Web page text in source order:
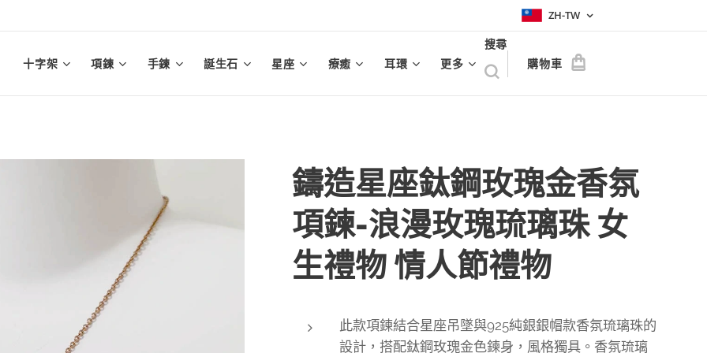
ZH-TW
十字架 項鍊 手鍊 誕生石 星座 療癒 耳環 更多
搜尋
購物車
鑄造星座鈦鋼玫瑰金香氛
項鍊-浪漫玫瑰琉璃珠 女
生禮物 情人節禮物
此款項鍊結合星座吊墜與925純銀銀帽款香氛琉璃珠的
設計，搭配鈦鋼玫瑰金色鍊身，風格獨具。香氛琉璃